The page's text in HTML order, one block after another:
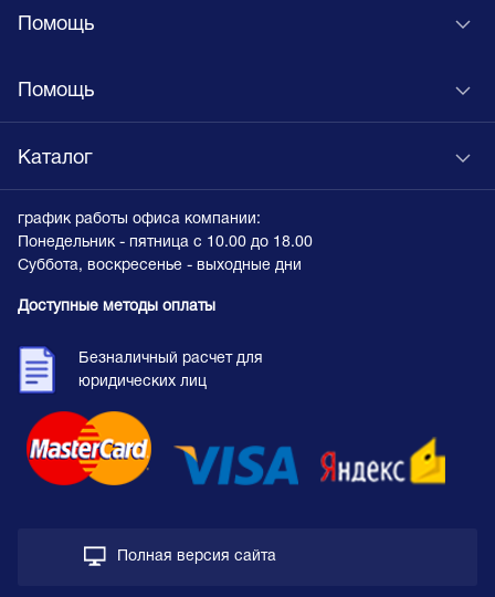
Помощь
Помощь
Каталог
график работы офиса компании:
Понедельник - пятница с 10.00 до 18.00
Суббота, воскресенье - выходные дни
Доступные методы оплаты
Безналичный расчет для
юридических лиц
Полная версия сайта